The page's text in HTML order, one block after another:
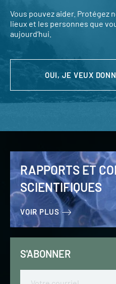
Vous pouvez aider. Protégez
lieux et les personnes que
aujourd’hui.
OUI, JE VEUX
RAPPORTS ET
SCIENTIFIQUES
VOIR PLUS
S'ABONNER